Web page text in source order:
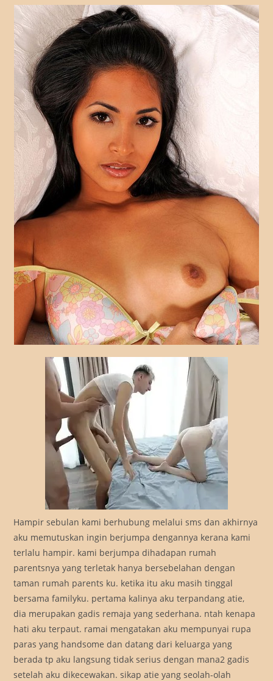
Hampir sebulan kami berhubung melalui sms dan akhirnya
aku memutuskan ingin berjumpa dengannya kerana kami
terlalu hampir. kami berjumpa dihadapan rumah
parentsnya yang terletak hanya bersebelahan dengan
taman rumah parents ku. ketika itu aku masih tinggal
bersama familyku. pertama kalinya aku terpandang atie,
dia merupakan gadis remaja yang sederhana. ntah kenapa
hati aku terpaut. ramai mengatakan aku mempunyai rupa
paras yang handsome dan datang dari keluarga yang
berada tp aku langsung tidak serius dengan mana2 gadis
setelah aku dikecewakan. sikap atie yang seolah-olah